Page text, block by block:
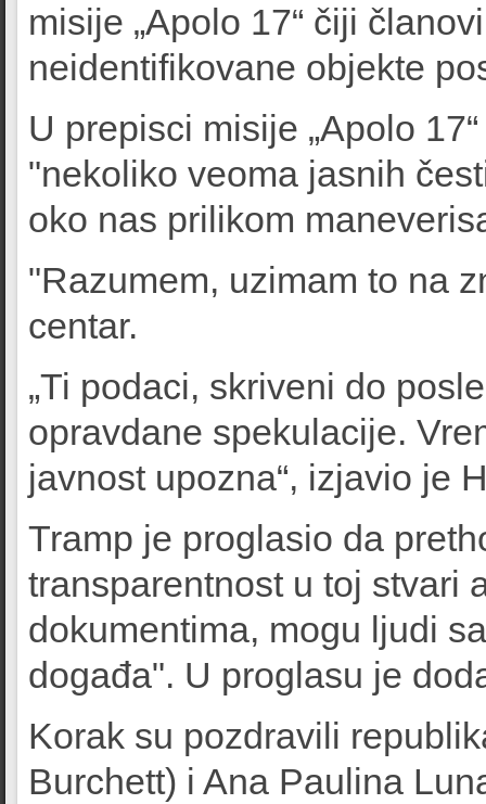
misije „Apolo 17“ čiji
neidentifikovane objekte
U prepisci misije „Apolo
"nekoliko veoma jasnih
oko nas prilikom
"Razumem, uzimam to na
centar.
„Ti podaci, skriveni do
opravdane spekulacije.
javnost upozna“, izjavio je
Tramp je proglasio da
transparentnost u toj stvari
dokumentima, mogu ljudi
događa". U proglasu je
Korak su pozdravili
Burchett) i Ana Paulina